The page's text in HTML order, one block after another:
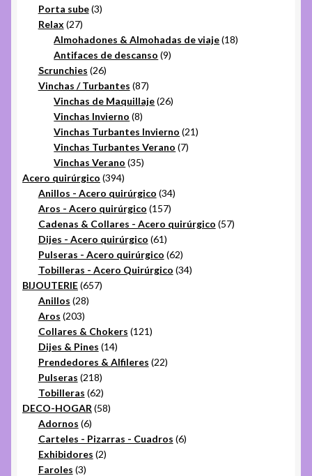
productos
Porta sube 33
Relax 2727
productos
Almohadones & Almohadas de viaje 1818
Antifaces de descanso 99
Scrunchies 2626
productos
Vinchas / Turbantes 8787
productos
Vinchas de Maquillaje 2626
Vinchas Invierno 88
productos
Vinchas Turbantes Invierno 2121
Vinchas Turbantes Verano 77
Vinchas Verano 3535
Acero quirúrgico 394394
productos
Anillos - Acero quirúrgico 3434
Aros - Acero quirúrgico 157157
productos
Cadenas & Collares - Acero quirúrgico 5757
Dijes - Acero quirúrgico 6161
productos
Pulseras - Acero quirúrgico 6262
productos
Tobilleras - Acero Quirúrgico 3434
BIJOUTERIE 657657
Anillos 2828
Aros 203203
productos
Collares & Chokers 121121
Dijes & Pines 1414
productos
Prendedores & Alfileres 2222
Pulseras 218218
productos
Tobilleras 6262
productos
DECO-HOGAR 5858
Adornos 66
productos
Carteles - Pizarras - Cuadros 66
Exhibidores 22
Faroles 33